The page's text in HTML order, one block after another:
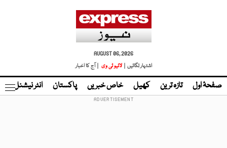
AUGUST 06, 2026
اشتہار لگائیں |
لائیو ٹی وی | آج کا اخبار
صفحۂ اول تازہ ترین کھیل خاص خبریں پاکستان انٹر نیشنل